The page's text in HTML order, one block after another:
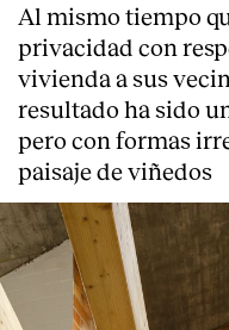
Al mismo tiempo
privacidad con
vivienda a sus
resultado ha sido
pero con formas
paisaje de viñedos